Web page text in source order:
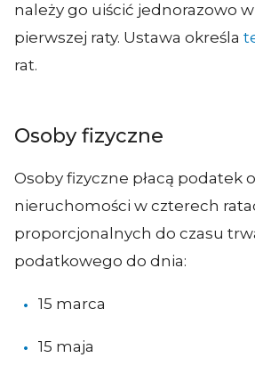
należy go uiścić jednorazowo
pierwszej raty. Ustawa określa
rat.
Osoby fizyczne
Osoby fizyczne płacą podatek
nieruchomości w czterech
proporcjonalnych do czasu
podatkowego do dnia:
15 marca
15 maja